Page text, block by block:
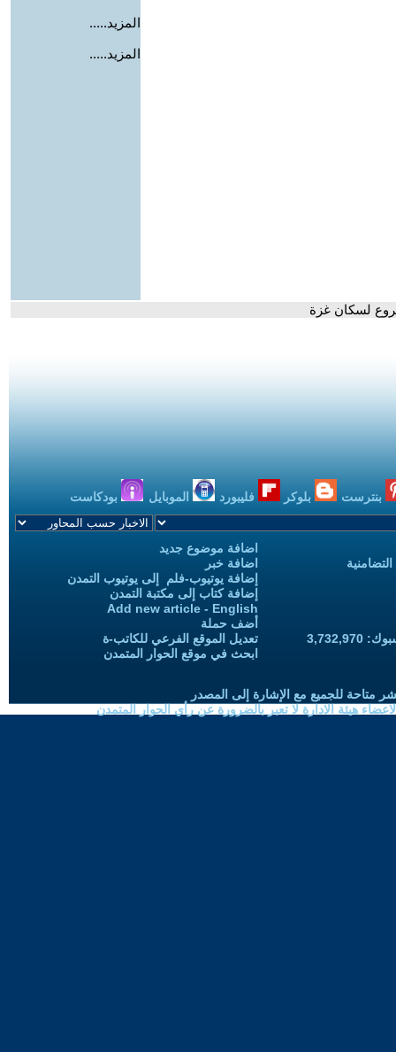
المزيد.....
المزيد.....
مروع لسكان غزة
بنترست بلوكر فليبورد الموبايل بودكاست
اضافة موضوع جديد
اضافة خبر
إضافة يوتيوب-فلم إلى يوتيوب التمدن
إضافة كتاب إلى مكتبة التمدن
Add new article - English
أضف حملة
تعديل الموقع الفرعي للكاتب-ة
ابحث في موقع الحوار المتمدن
متاحة للجميع مع الإشارة إلى المصدر
هيئة الادارة لا تعبر بالضرورة عن رأي الحوار المتمدن